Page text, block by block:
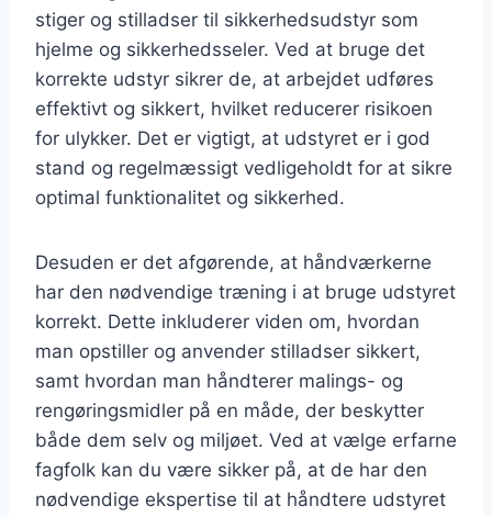
stiger og stilladser til sikkerhedsudstyr som
hjelme og sikkerhedsseler. Ved at bruge det
korrekte udstyr sikrer de, at arbejdet udføres
effektivt og sikkert, hvilket reducerer risikoen
for ulykker. Det er vigtigt, at udstyret er i god
stand og regelmæssigt vedligeholdt for at sikre
optimal funktionalitet og sikkerhed.
Desuden er det afgørende, at håndværkerne
har den nødvendige træning i at bruge udstyret
korrekt. Dette inkluderer viden om, hvordan
man opstiller og anvender stilladser sikkert,
samt hvordan man håndterer malings- og
rengøringsmidler på en måde, der beskytter
både dem selv og miljøet. Ved at vælge erfarne
fagfolk kan du være sikker på, at de har den
nødvendige ekspertise til at håndtere udstyret